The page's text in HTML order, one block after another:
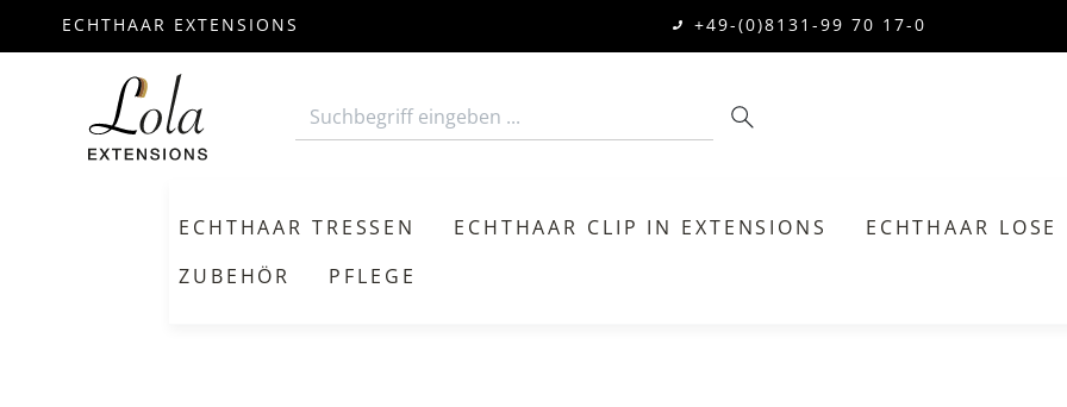
ECHTHAAR EXTENSIONS +49-(0)8131-99 70 17-0
ECHTHAAR TRESSEN ECHTHAAR CLIP IN EXTENSIONS ECHTHAAR LOSE
ZUBEHÖR
PFLEGE